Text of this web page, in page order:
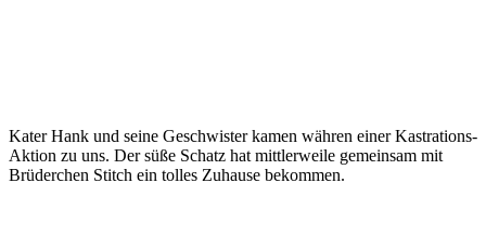
Kater Hank und seine Geschwister kamen währen einer Kastrations-
Aktion zu uns. Der süße Schatz hat mittlerweile gemeinsam mit
Brüderchen Stitch ein tolles Zuhause bekommen.